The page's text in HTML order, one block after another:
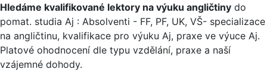
Přejít k hlavnímu obsahu
Hledáme kvalifikované lektory na výuku angličtiny do
pomat. studia Aj : Absolventi - FF, PF, UK, VŠ- specializace
na angličtinu, kvalifikace pro výuku Aj, praxe ve výuce Aj.
Platové ohodnocení dle typu vzdělání, praxe a naší
vzájemné dohody.